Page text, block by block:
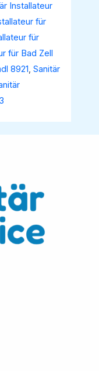
Installateur
für
für
für Bad Zell
8921,Sanitär